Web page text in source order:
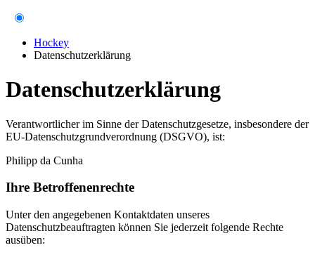
Hockey
Datenschutzerklärung
Datenschutzerklärung
Verantwortlicher im Sinne der Datenschutzgesetze, insbesondere der
EU-Datenschutzgrundverordnung (DSGVO), ist:
Philipp da Cunha
Ihre Betroffenenrechte
Unter den angegebenen Kontaktdaten unseres
Datenschutzbeauftragten können Sie jederzeit folgende Rechte
ausüben: